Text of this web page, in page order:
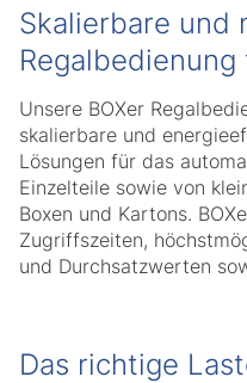
Skalierbare und
Unsere BOXer
skalierbare und
Lösungen für das
Einzelteile sowie von
Boxen und Kartons.
Zugriffszeiten,
und Durchsatzwerten
Das richtige